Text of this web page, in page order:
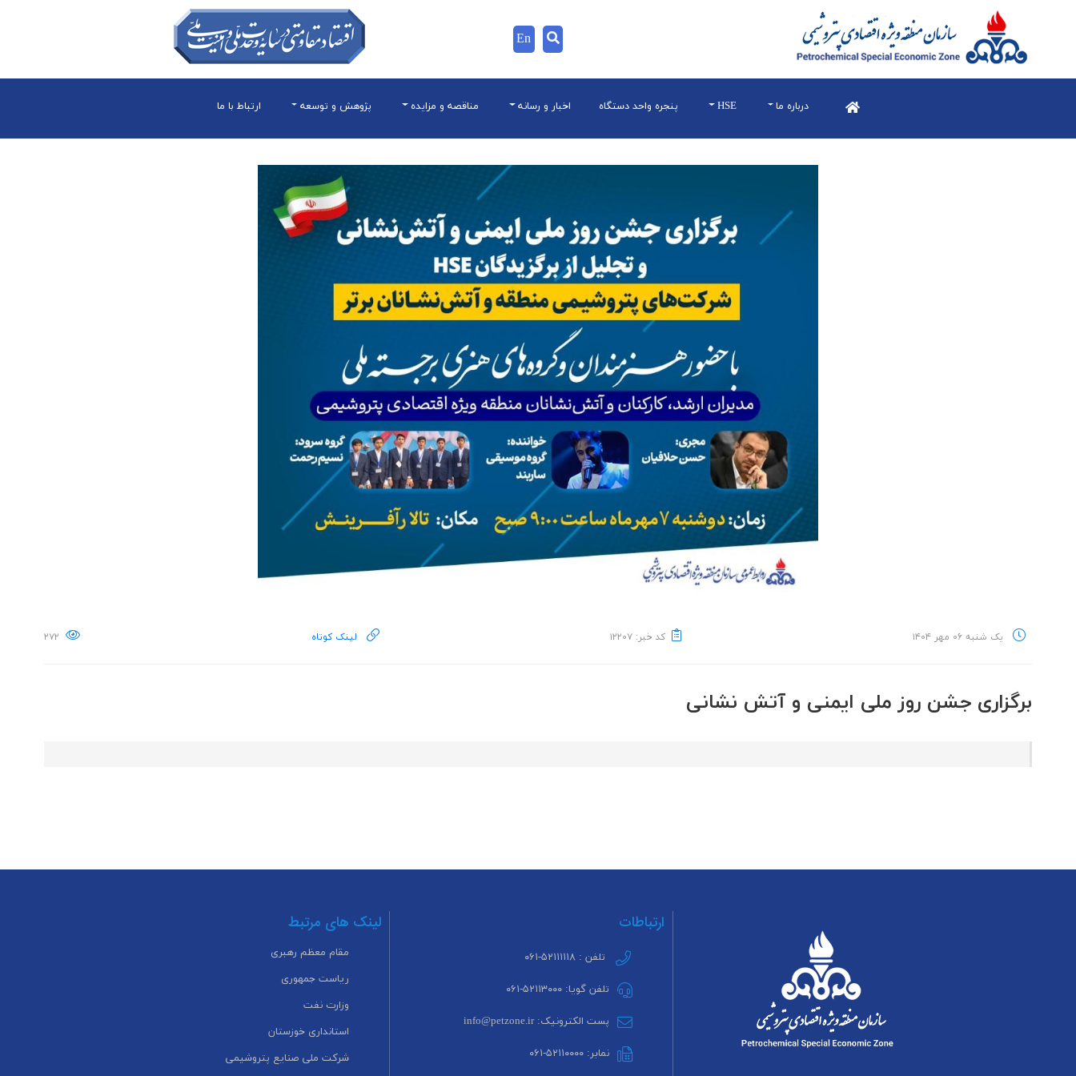
En
درباره ما HSE پنجره واحد دستگاه اخبار و رسانه مناقصه و مزایده پژوهش و توسعه ارتباط با ما
یک شنبه ۰۶ مهر ۱۴۰۴ کد خبر: ۱۲۲۰۷ لینک کوتاه ۲۷۲
برگزاری جشن روز ملی ایمنی و آتش نشانی
ارتباطات
تلفن : ۵۲۱۱۱۱۱۸-۰۶۱
تلفن گویا: ۵۲۱۱۳۰۰۰-۰۶۱
پست الکترونیک: info@petzone.ir
نمابر: ۵۲۱۱۰۰۰۰-۰۶۱
لینک های مرتبط
مقام معظم رهبری
ریاست جمهوری
وزارت نفت
استانداری خوزستان
شرکت ملی صنایع پتروشیمی